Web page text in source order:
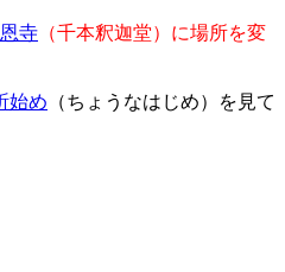
寺 （千本釈迦堂）に場所を変
始め （ちょうなはじめ）を見て